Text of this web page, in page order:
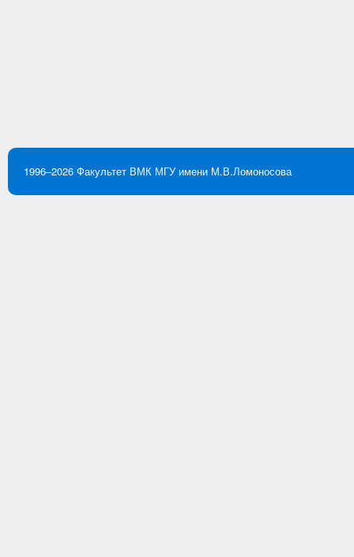
1996–2026 Факультет ВМК МГУ имени М.В.Ломоносова